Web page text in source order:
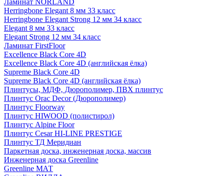
Ламинат NORLAND
Herringbone Elegant 8 мм 33 класс
Herringbone Elegant Strong 12 мм 34 класс
Elegant 8 мм 33 класс
Elegant Strong 12 мм 34 класс
Ламинат FirstFloor
Excellence Black Core 4D
Excellence Black Core 4D (английская ёлка)
Supreme Black Core 4D
Supreme Black Core 4D (английская ёлка)
Плинтусы, МДФ, Дюрополимер, ПВХ плинтус
Плинтус Orac Decor (Дюрополимер)
Плинтус Floorway
Плинтус HIWOOD (полистирол)
Плинтус Alpine Floor
Плинтус Cesar HI-LINE PRESTIGE
Плинтус ТД Меридиан
Паркетная доска, инженерная доска, массив
Инженерная доска Greenline
Greenline МАТ